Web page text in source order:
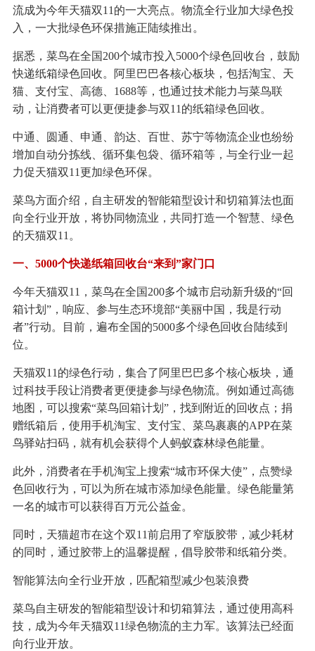
流成为今年天猫双11的一大亮点。物流全行业加大绿色投
入，一大批绿色环保措施正陆续推出。
据悉，菜鸟在全国200个城市投入5000个绿色回收台，鼓励
快递纸箱绿色回收。阿里巴巴各核心板块，包括淘宝、天
猫、支付宝、高德、1688等，也通过技术能力与菜鸟联
动，让消费者可以更便捷参与双11的纸箱绿色回收。
中通、圆通、申通、韵达、百世、苏宁等物流企业也纷纷
增加自动分拣线、循环集包袋、循环箱等，与全行业一起
力促天猫双11更加绿色环保。
菜鸟方面介绍，自主研发的智能箱型设计和切箱算法也面
向全行业开放，将协同物流业，共同打造一个智慧、绿色
的天猫双11。
一、5000个快递纸箱回收台“来到”家门口
今年天猫双11，菜鸟在全国200多个城市启动新升级的“回
箱计划”，响应、参与生态环境部“美丽中国，我是行动
者”行动。目前，遍布全国的5000多个绿色回收台陆续到
位。
天猫双11的绿色行动，集合了阿里巴巴多个核心板块，通
过科技手段让消费者更便捷参与绿色物流。例如通过高德
地图，可以搜索“菜鸟回箱计划”，找到附近的回收点；捐
赠纸箱后，使用手机淘宝、支付宝、菜鸟裹裹的APP在菜
鸟驿站扫码，就有机会获得个人蚂蚁森林绿色能量。
此外，消费者在手机淘宝上搜索“城市环保大使”，点赞绿
色回收行为，可以为所在城市添加绿色能量。绿色能量第
一名的城市可以获得百万元公益金。
同时，天猫超市在这个双11前启用了窄版胶带，减少耗材
的同时，通过胶带上的温馨提醒，倡导胶带和纸箱分类。
智能算法向全行业开放，匹配箱型减少包装浪费
菜鸟自主研发的智能箱型设计和切箱算法，通过使用高科
技，成为今年天猫双11绿色物流的主力军。该算法已经面
向行业开放。